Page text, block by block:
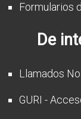
Formularios
De
Llamados
GURI -